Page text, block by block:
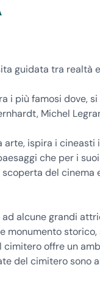
guidata tra realtà
i più famosi dove,
Michel
ispira i
che per i
del
ad alcune grandi
offre un
del cimitero sono